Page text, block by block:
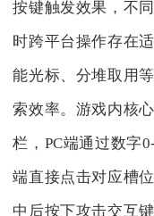
按键触发效果，不
时跨平台操作存在
能光标、分堆取用
索效率。游戏内核
栏，PC端通过数字
端直接点击对应槽
中后按下攻击交互